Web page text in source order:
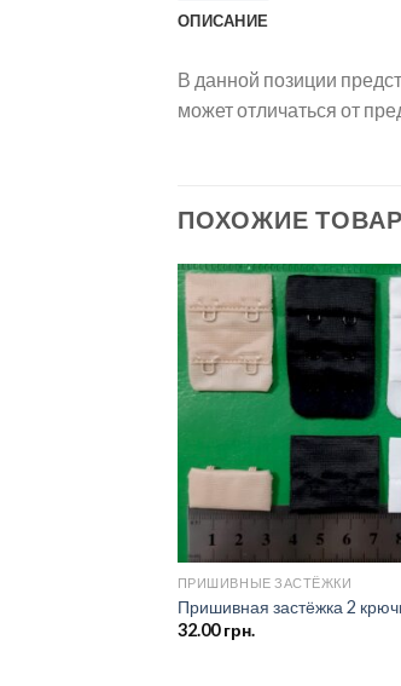
ОПИСАНИЕ
В данной позиции
может отличаться от
ПОХОЖИЕ
ПРИШИВНЫЕ ЗАСТЁЖКИ
Пришивная застёжка 2
32.00грн.